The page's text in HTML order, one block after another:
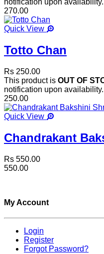
notification upon availability.
270.00
Quick View
Totto Chan
Rs 250.00
This product is OUT OF
notification upon availability.
250.00
Quick View
Chandrakant
Rs 550.00
550.00
My Account
Login
Register
Forgot Password?